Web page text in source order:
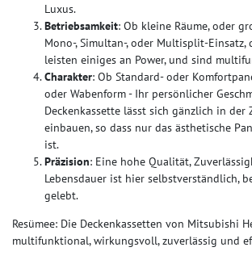
Luxus.
Betriebsamkeit: Ob kleine Räume, oder
Mono-, Simultan-, oder Multisplit-Einsatz,
leisten einiges an Power, und sind
Charakter: Ob Standard- oder
oder Wabenform - Ihr persönlicher
Deckenkassette lässt sich gänzlich in der
einbauen, so dass nur das ästhetische
ist.
Präzision: Eine hohe Qualität,
Lebensdauer ist hier selbstverständlich,
gelebt.
Resümee: Die Deckenkassetten von Mitsubishi
multifunktional, wirkungsvoll, zuverlässig und